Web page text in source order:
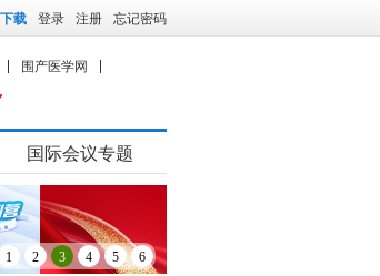
载 登录 注册 忘记密码
围产医学网
国际会议专题
1 2 3 4 5 6